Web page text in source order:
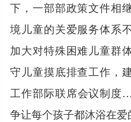
下，一部部政策文件相
境儿童的关爱服务体系
加大对特殊困难儿童群
守儿童摸底排查工作，
工作部际联席会议制
争让每个孩子都沐浴在爱